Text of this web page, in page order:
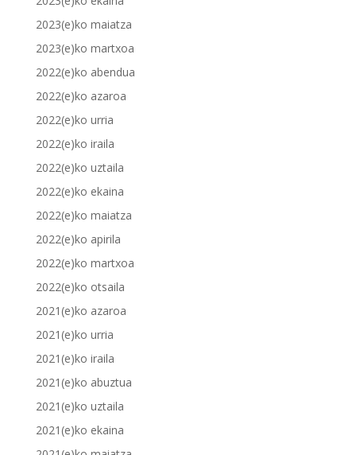
2023(e)ko maiatza
2023(e)ko martxoa
2022(e)ko abendua
2022(e)ko azaroa
2022(e)ko urria
2022(e)ko iraila
2022(e)ko uztaila
2022(e)ko ekaina
2022(e)ko maiatza
2022(e)ko apirila
2022(e)ko martxoa
2022(e)ko otsaila
2021(e)ko azaroa
2021(e)ko urria
2021(e)ko iraila
2021(e)ko abuztua
2021(e)ko uztaila
2021(e)ko ekaina